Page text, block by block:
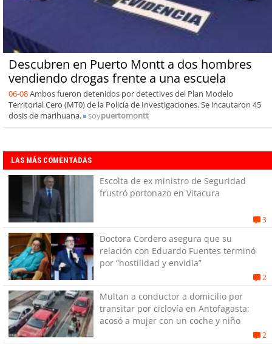
Descubren en Puerto Montt a dos hombres
vendiendo drogas frente a una escuela
06-08Ambos fueron detenidos por detectives del Plan Modelo
Territorial Cero (MT0) de la Policía de Investigaciones. Se incautaron 45
dosis de marihuana.
soypuertomontt
LAS MÁS COMENTADAS
Escolta de ex ministro de Seguridad
frustró portonazo en Vitacura
3
Doctora Cordero asegura que su
relación con Eduardo Fuentes terminó
por “hostilidad y envidia”
2
Multan a conductor a domicilio por
transitar por ciclovía en Antofagasta:
acosó a mujer con un coche y niño
2